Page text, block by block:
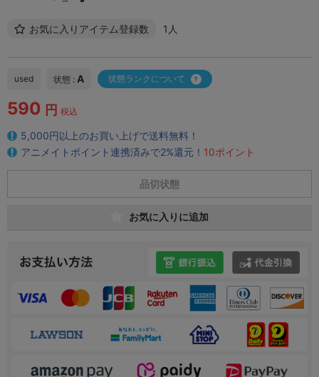
お気に入りアイテム登録数 1人
used 状態 : A 状態ランクについて
590 円 税込
5,000円以上のお買い上げで送料無料！
アニメイトポイント連携済みで2%還元！ 10ポイント
品切状態
お気に入りに追加